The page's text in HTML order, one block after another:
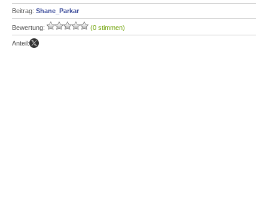
Beitrag: Shane_Parkar
Bewertung: (0 stimmen)
Anteil: